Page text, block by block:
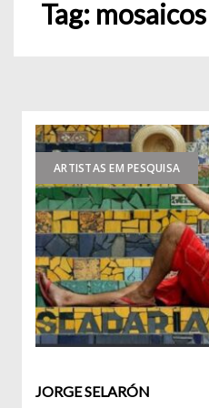
Tag: mosaicos
ARTISTAS EM PESQUISA
JORGE SELARÓN